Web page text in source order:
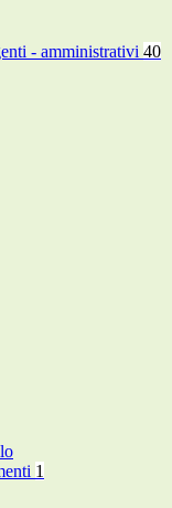
- amministrativi 40
1